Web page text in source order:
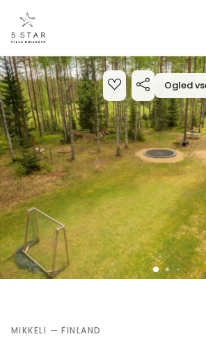
Ogled
MIKKELI — FINLAND